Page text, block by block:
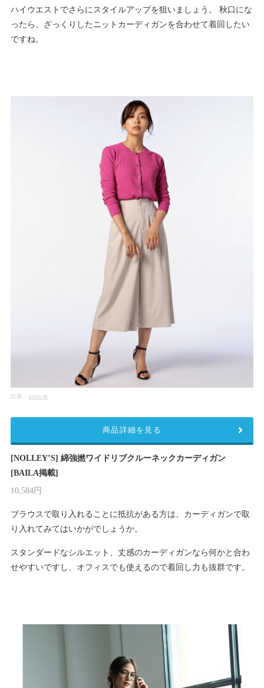
ハイウエストでさらにスタイルアップを狙いましょう。 秋口にな
ったら、ざっくりしたニットカーディガンを合わせて着回したい
ですね。
出典： zozo.jp
[NOLLEY’S] 綿強撚ワイドリブクルーネックカーディガン
[BAILA掲載]
10,584円
ブラウスで取り入れることに抵抗がある方は、カーディガンで取
り入れてみてはいかがでしょうか。
スタンダードなシルエット、丈感のカーディガンなら何かと合わ
せやすいですし、オフィスでも使えるので着回し力も抜群です。
商品詳細を見る